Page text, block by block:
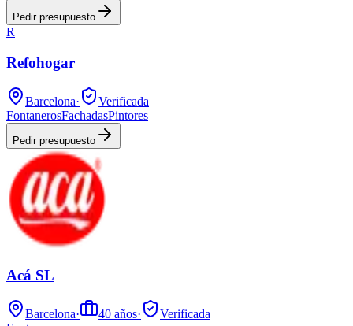
Pedir presupuesto
R
Refohogar
Barcelona·
Verificada
FontanerosFachadasPintores
Pedir presupuesto
Acá SL
Barcelona· 40 años·
Verificada